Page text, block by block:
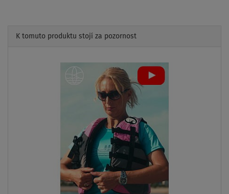
K tomuto produktu stojí za pozornost
Previous